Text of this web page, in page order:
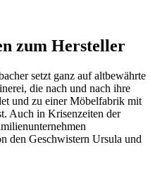
zum Hersteller
setzt ganz auf altbewährte
die nach und nach ihre
und zu einer Möbelfabrik mit
Auch in Krisenzeiten der
den Geschwistern Ursula und